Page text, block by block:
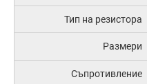
Тип на резистора
Размери
Съпротивление